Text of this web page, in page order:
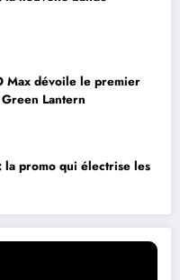
Max dévoile le premier
Lantern
la promo qui électrise les